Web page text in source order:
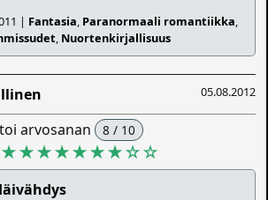
| Fantasia, Paranormaali romantiikka,
, Nuortenkirjallisuus
05.08.2012
arvosanan 8 / 10
☆☆